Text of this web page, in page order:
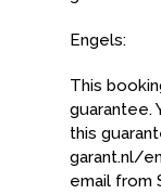
Engels:
This
guarantee.
this
garant.nl/
email from